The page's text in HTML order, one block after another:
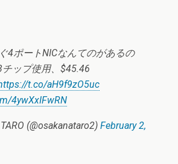
4ポートNICなんてのがあるの
チップ使用、$45.46
t.co/aH9f9zO5uc
4ywXxIFwRN
(@osakanataro2) February 2,